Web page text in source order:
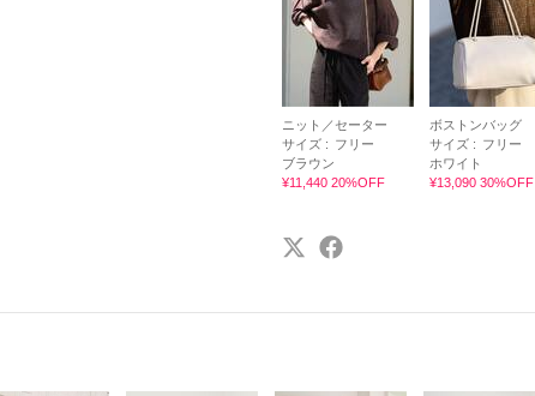
ニット／セーター
サイズ : フリー
ブラウン
¥11,440 20%OFF
ボストンバッグ
サイズ : フリー
ホワイト
¥13,090 30%OFF